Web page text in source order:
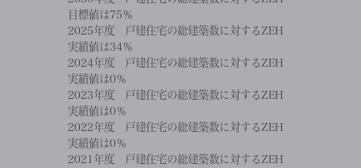
目標値は75％
2025年度 戸建住宅の総建築数に対するZEH
実績値は34％
2024年度 戸建住宅の総建築数に対するZEH
実績値は0％
2023年度 戸建住宅の総建築数に対するZEH
実績値は0％
2022年度 戸建住宅の総建築数に対するZEH
実績値は0％
2021年度 戸建住宅の総建築数に対するZEH